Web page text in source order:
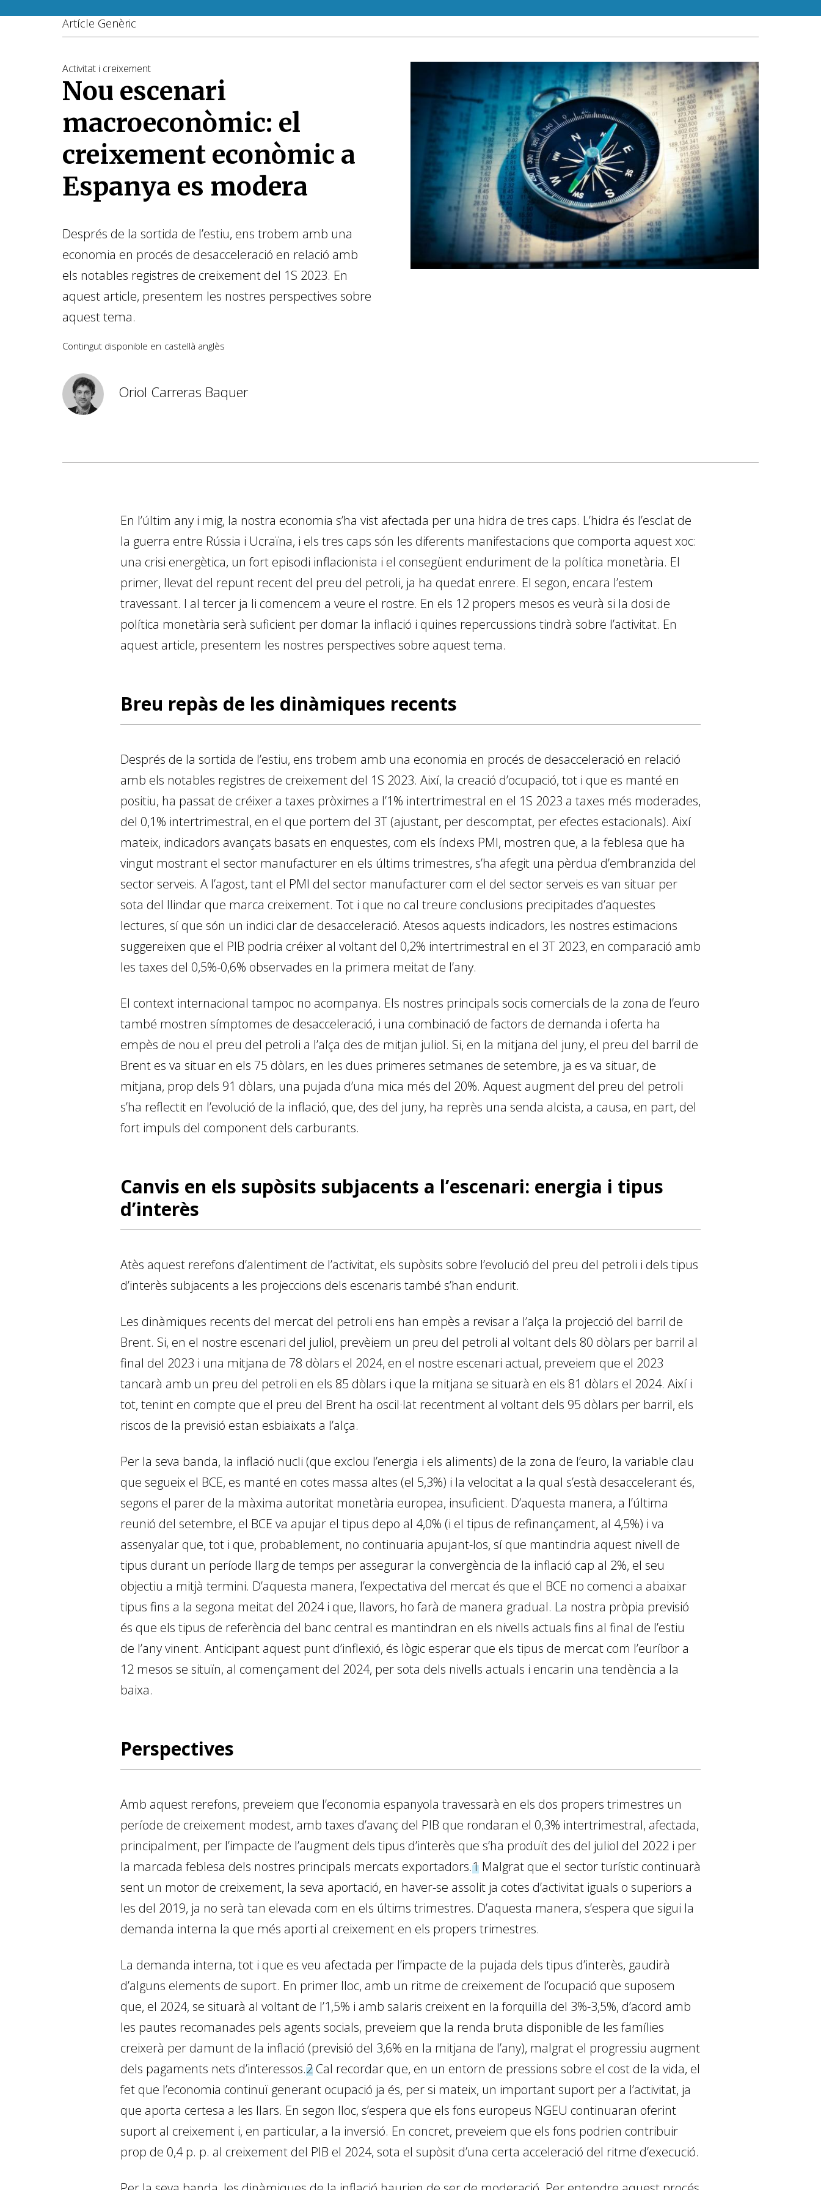
Artícle Genèric
Activitat i creixement
Nou escenari
macroeconòmic: el
creixement econòmic a
Espanya es modera
Després de la sortida de l’estiu, ens trobem amb una
economia en procés de desacceleració en relació amb
els notables registres de creixement del 1S 2023. En
aquest article, presentem les nostres perspectives sobre
aquest tema.
Contingut disponible en castellà anglès
Oriol Carreras Baquer
En l’últim any i mig, la nostra economia s’ha vist afectada per una hidra de tres caps. L’hidra és l’esclat de
la guerra entre Rússia i Ucraïna, i els tres caps són les diferents manifestacions que comporta aquest xoc:
una crisi energètica, un fort episodi inflacionista i el consegüent enduriment de la política monetària. El
primer, llevat del repunt recent del preu del petroli, ja ha quedat enrere. El segon, encara l’estem
travessant. I al tercer ja li comencem a veure el rostre. En els 12 propers mesos es veurà si la dosi de
política monetària serà suficient per domar la inflació i quines repercussions tindrà sobre l’activitat. En
aquest article, presentem les nostres perspectives sobre aquest tema.
Breu repàs de les dinàmiques recents
Després de la sortida de l’estiu, ens trobem amb una economia en procés de desacceleració en relació
amb els notables registres de creixement del 1S 2023. Així, la creació d’ocupació, tot i que es manté en
positiu, ha passat de créixer a taxes pròximes a l’1% intertrimestral en el 1S 2023 a taxes més moderades,
del 0,1% intertrimestral, en el que portem del 3T (ajustant, per descomptat, per efectes estacionals). Així
mateix, indicadors avançats basats en enquestes, com els índexs PMI, mostren que, a la feblesa que ha
vingut mostrant el sector manufacturer en els últims trimestres, s’ha afegit una pèrdua d’embranzida del
sector serveis. A l’agost, tant el PMI del sector manufacturer com el del sector serveis es van situar per
sota del llindar que marca creixement. Tot i que no cal treure conclusions precipitades d’aquestes
lectures, sí que són un indici clar de desacceleració. Atesos aquests indicadors, les nostres estimacions
suggereixen que el PIB podria créixer al voltant del 0,2% intertrimestral en el 3T 2023, en comparació amb
les taxes del 0,5%-0,6% observades en la primera meitat de l’any.
El context internacional tampoc no acompanya. Els nostres principals socis comercials de la zona de l’euro
també mostren símptomes de desacceleració, i una combinació de factors de demanda i oferta ha
empès de nou el preu del petroli a l’alça des de mitjan juliol. Si, en la mitjana del juny, el preu del barril de
Brent es va situar en els 75 dòlars, en les dues primeres setmanes de setembre, ja es va situar, de
mitjana, prop dels 91 dòlars, una pujada d’una mica més del 20%. Aquest augment del preu del petroli
s’ha reflectit en l’evolució de la inflació, que, des del juny, ha reprès una senda alcista, a causa, en part, del
fort impuls del component dels carburants.
Canvis en els supòsits subjacents a l’escenari: energia i tipus
d’interès
Atès aquest rerefons d’alentiment de l’activitat, els supòsits sobre l’evolució del preu del petroli i dels tipus
d’interès subjacents a les projeccions dels escenaris també s’han endurit.
Les dinàmiques recents del mercat del petroli ens han empès a revisar a l’alça la projecció del barril de
Brent. Si, en el nostre escenari del juliol, prevèiem un preu del petroli al voltant dels 80 dòlars per barril al
final del 2023 i una mitjana de 78 dòlars el 2024, en el nostre escenari actual, preveiem que el 2023
tancarà amb un preu del petroli en els 85 dòlars i que la mitjana se situarà en els 81 dòlars el 2024. Així i
tot, tenint en compte que el preu del Brent ha oscil·lat recentment al voltant dels 95 dòlars per barril, els
riscos de la previsió estan esbiaixats a l’alça.
Per la seva banda, la inflació nucli (que exclou l’energia i els aliments) de la zona de l’euro, la variable clau
que segueix el BCE, es manté en cotes massa altes (el 5,3%) i la velocitat a la qual s’està desaccelerant és,
segons el parer de la màxima autoritat monetària europea, insuficient. D’aquesta manera, a l’última
reunió del setembre, el BCE va apujar el tipus depo al 4,0% (i el tipus de refinançament, al 4,5%) i va
assenyalar que, tot i que, probablement, no continuaria apujant-los, sí que mantindria aquest nivell de
tipus durant un període llarg de temps per assegurar la convergència de la inflació cap al 2%, el seu
objectiu a mitjà termini. D’aquesta manera, l’expectativa del mercat és que el BCE no comenci a abaixar
tipus fins a la segona meitat del 2024 i que, llavors, ho farà de manera gradual. La nostra pròpia previsió
és que els tipus de referència del banc central es mantindran en els nivells actuals fins al final de l’estiu
de l’any vinent. Anticipant aquest punt d’inflexió, és lògic esperar que els tipus de mercat com l’euríbor a
12 mesos se situïn, al començament del 2024, per sota dels nivells actuals i encarin una tendència a la
baixa.
Perspectives
Amb aquest rerefons, preveiem que l’economia espanyola travessarà en els dos propers trimestres un
període de creixement modest, amb taxes d’avanç del PIB que rondaran el 0,3% intertrimestral, afectada,
principalment, per l’impacte de l’augment dels tipus d’interès que s’ha produït des del juliol del 2022 i per
la marcada feblesa dels nostres principals mercats exportadors.1 Malgrat que el sector turístic continuarà
sent un motor de creixement, la seva aportació, en haver-se assolit ja cotes d’activitat iguals o superiors a
les del 2019, ja no serà tan elevada com en els últims trimestres. D’aquesta manera, s’espera que sigui la
demanda interna la que més aporti al creixement en els propers trimestres.
La demanda interna, tot i que es veu afectada per l’impacte de la pujada dels tipus d’interès, gaudirà
d’alguns elements de suport. En primer lloc, amb un ritme de creixement de l’ocupació que suposem
que, el 2024, se situarà al voltant de l’1,5% i amb salaris creixent en la forquilla del 3%-3,5%, d’acord amb
les pautes recomanades pels agents socials, preveiem que la renda bruta disponible de les famílies
creixerà per damunt de la inflació (previsió del 3,6% en la mitjana de l’any), malgrat el progressiu augment
dels pagaments nets d’interessos.2 Cal recordar que, en un entorn de pressions sobre el cost de la vida, el
fet que l’economia continuï generant ocupació ja és, per si mateix, un important suport per a l’activitat, ja
que aporta certesa a les llars. En segon lloc, s’espera que els fons europeus NGEU continuaran oferint
suport al creixement i, en particular, a la inversió. En concret, preveiem que els fons podrien contribuir
prop de 0,4 p. p. al creixement del PIB el 2024, sota el supòsit d’una certa acceleració del ritme d’execució.